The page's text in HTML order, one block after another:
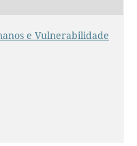
e Vulnerabilidade